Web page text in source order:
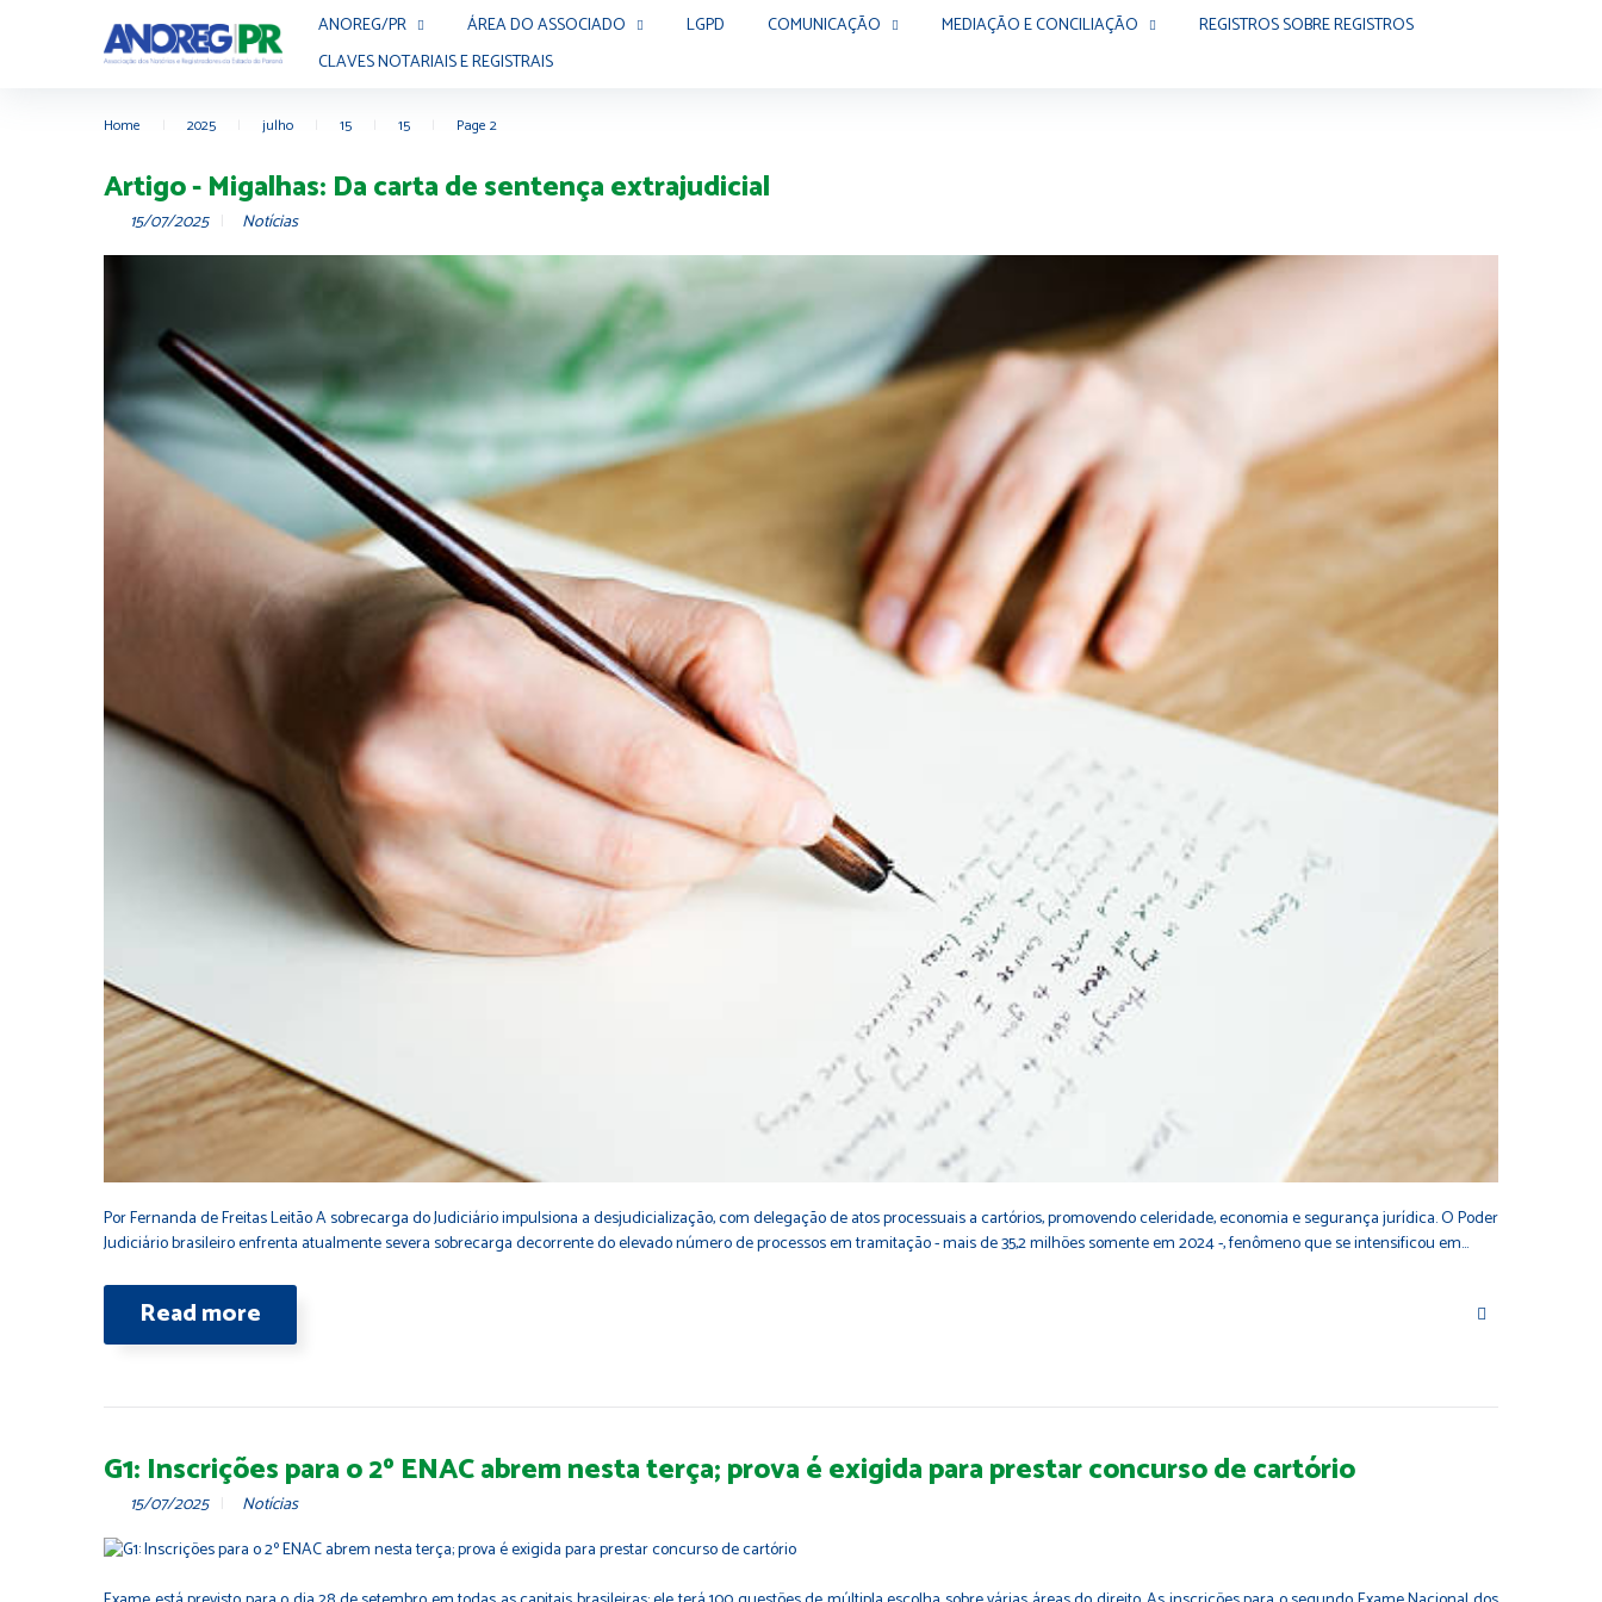
ANOREG/PR ÁREA DO ASSOCIADO LGPD COMUNICAÇÃO MEDIAÇÃO E CONCILIAÇÃO
REGISTROS SOBRE REGISTROS
CLAVES NOTARIAIS E REGISTRAIS
Home 2025 julho 15 15 Page 2
Artigo - Migalhas: Da carta de sentença extrajudicial
15/07/2025 Notícias
Por Fernanda de Freitas Leitão A sobrecarga do Judiciário impulsiona a desjudicialização, com delegação de atos processuais a cartórios, promovendo celeridade, economia e segurança jurídica. O Poder
Judiciário brasileiro enfrenta atualmente severa sobrecarga decorrente do elevado número de processos em tramitação - mais de 35,2 milhões somente em 2024 -, fenômeno que se intensificou em…
Read more
G1: Inscrições para o 2º ENAC abrem nesta terça; prova é exigida para prestar concurso de cartório
15/07/2025 Notícias